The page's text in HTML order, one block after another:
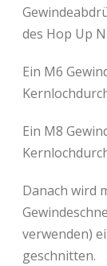
des Hop Up
Ein M6
Ein M8
Danach wird
verwenden)
geschnitten.